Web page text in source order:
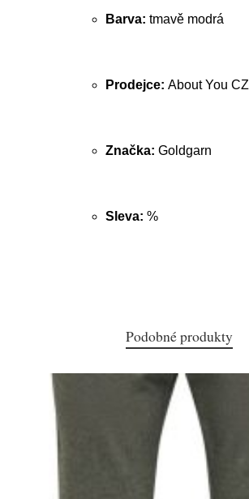
Barva: tmavě modrá
Prodejce: About You CZ
Značka: Goldgarn
Sleva: %
Podobné produkty